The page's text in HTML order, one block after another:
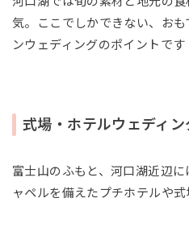
気。ここでしかできない、お
ンウェディングのポイントです
式場・ホテルウェディン
富士山のふもと、河口湖近辺
ャペルを備えたプチホテルや式